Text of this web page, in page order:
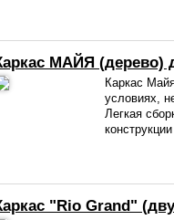
МАЙЯ (дерево)
Каркас
условиях,
Легкая
"Rio Grand"